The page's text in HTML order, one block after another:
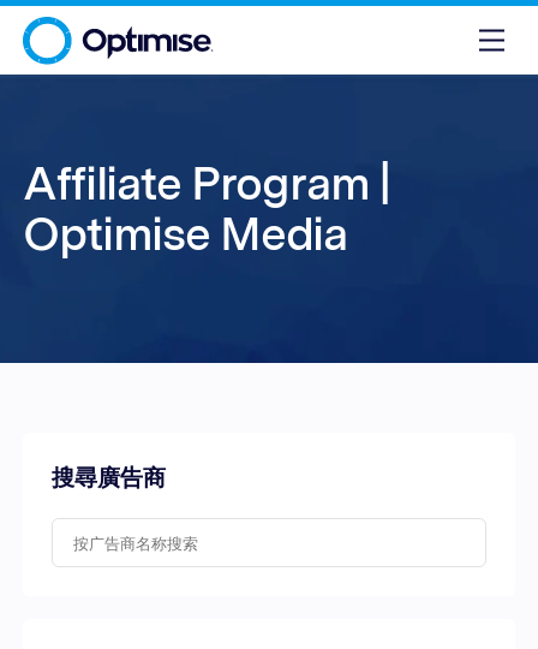
Affiliate Program |
Optimise Media
搜尋廣告商